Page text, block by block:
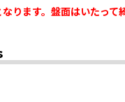
ります。盤面はいたって